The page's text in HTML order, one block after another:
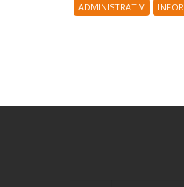
ADMINISTRATIV